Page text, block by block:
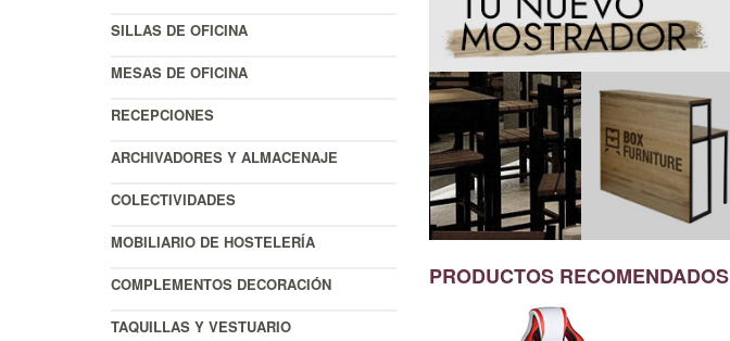
SILLAS DE OFICINA
MESAS DE OFICINA
RECEPCIONES
ARCHIVADORES Y ALMACENAJE
COLECTIVIDADES
MOBILIARIO DE HOSTELERÍA
COMPLEMENTOS DECORACIÓN
TAQUILLAS Y VESTUARIO
PRODUCTOS RECOMENDADOS